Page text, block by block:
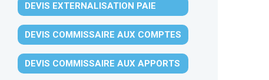
DEVIS EXTERNALISATION PAIE
DEVIS COMMISSAIRE AUX COMPTES
DEVIS COMMISSAIRE AUX APPORTS